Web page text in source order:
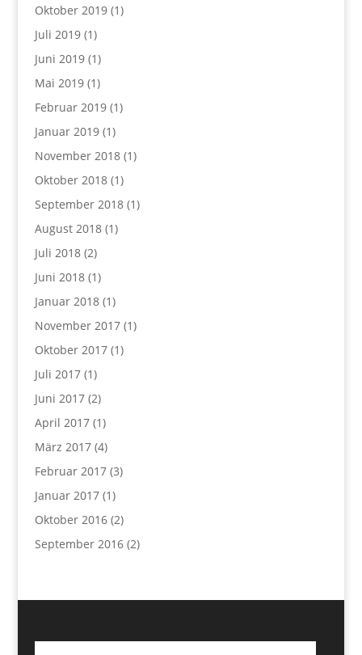
Oktober 2019(1)
Juli 2019(1)
Juni 2019(1)
Mai 2019(1)
Februar 2019(1)
Januar 2019(1)
November 2018(1)
Oktober 2018(1)
September 2018(1)
August 2018(1)
Juli 2018(2)
Juni 2018(1)
Januar 2018(1)
November 2017(1)
Oktober 2017(1)
Juli 2017(1)
Juni 2017(2)
April 2017(1)
März 2017(4)
Februar 2017(3)
Januar 2017(1)
Oktober 2016(2)
September 2016(2)